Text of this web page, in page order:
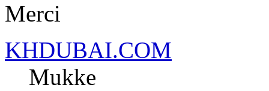
Merci
KHDUBAI.COM
Mukke